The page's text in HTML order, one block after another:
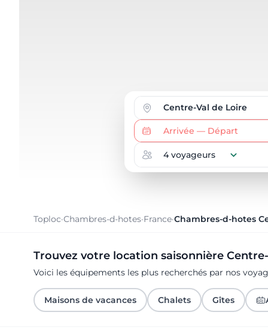
Toploc·Chambres-d-hotes·France·Chambres-d-hotes
Trouvez votre location saisonnière
Voici les équipements les plus recherchés par nos
Maisons de vacances Chalets Gîtes